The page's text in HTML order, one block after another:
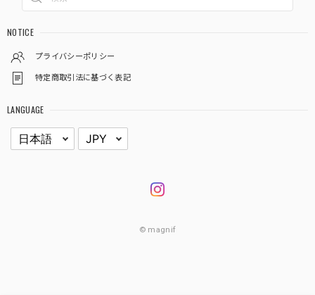
NOTICE
プライバシーポリシー
特定商取引法に基づく表記
LANGUAGE
© magnif